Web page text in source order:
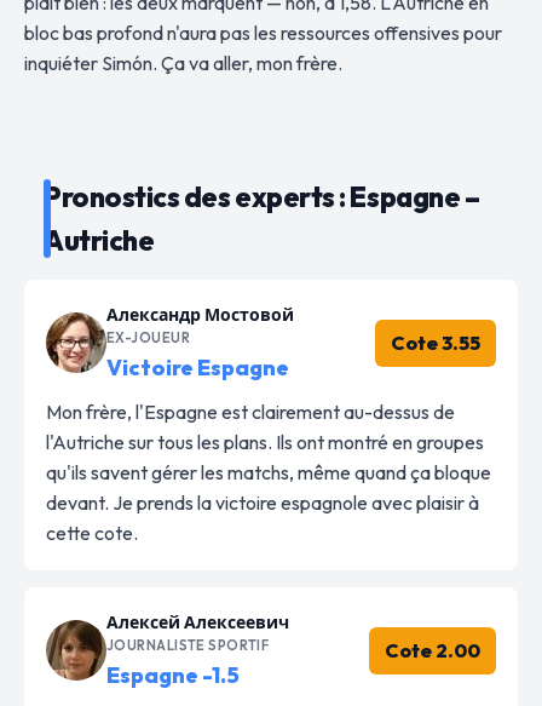
bloc bas profond n'aura pas les ressources offensives pour
inquiéter Simón. Ça va aller, mon frère.
Pronostics des experts : Espagne –
Autriche
Александр Мостовой
EX-JOUEUR
Victoire Espagne
Cote 3.55
Mon frère, l'Espagne est clairement au-dessus de
l'Autriche sur tous les plans. Ils ont montré en groupes
qu'ils savent gérer les matchs, même quand ça bloque
devant. Je prends la victoire espagnole avec plaisir à
cette cote.
Алексей Алексеевич
JOURNALISTE SPORTIF
Espagne -1.5
Cote 2.00